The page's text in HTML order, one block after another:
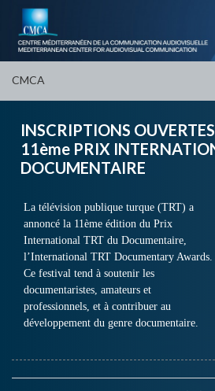
CMCA
INSCRIPTIONS
11ème PRIX
DOCUMENTAIRE
La télévision publique turque (TRT) a
annoncé la 11ème édition du Prix
International TRT du Documentaire,
l’International TRT Documentary Awards.
Ce festival tend à soutenir les
documentaristes, amateurs et
professionnels, et à contribuer au
développement du genre documentaire.